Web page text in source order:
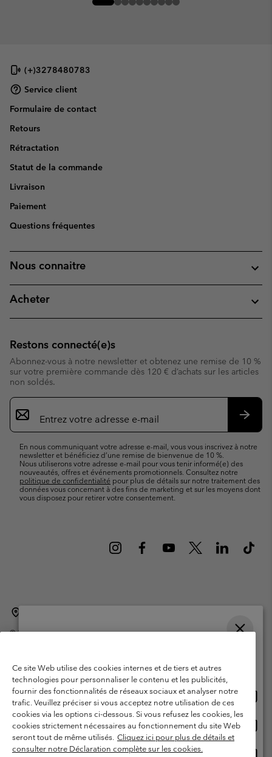
(+)3278480783
Service client
Formulaire de contact
Retours
Rétractation
Statut de la commande
Livraison
Paiement
Questions fréquentes
Nous connaitre
Acheter
Restons connecté(e)s
Abonnez-vous à notre newsletter et obtenez une remise de 10 %
sur votre première commande dès 120 € d’achats sur les articles
non soldés.
Inscription
par
e-
En nous communiquant votre adresse e-mail, vous vous inscrivez à notre
newsletter et bénéficiez d’une remise de bienvenue de 10 %.
Nous utiliserons votre adresse e-mail pour vous tenir informé(e) des
nouveautés, offres et événements promotionnels. Consultez notre
politique de confidentialité pour plus de détails sur notre traitement des
données vous concernant à des fins de marketing et sur les moyens dont
vous disposez pour retirer votre consentement.
©2026Columbia Sportswear International Sarl. Avenue des Morgines, 12
Garanties Légales
Politique de confidentialité
Conditions d'utilisation - Membres
Conditions D'utilisation - Contenu généré par l'utilisateur
Impressum
Cookies
Ce site Web utilise des cookies internes et de tiers et autres
technologies pour personnaliser le contenu et les publicités,
fournir des fonctionnalités de réseaux sociaux et analyser notre
trafic. Veuillez préciser si vous acceptez notre utilisation de ces
cookies via les options ci-dessous. Si vous refusez les cookies, les
cookies strictement nécessaires au fonctionnement du site Web
seront tout de même utilisés. Cliquez ici pour plus de détails et
consulter notre Déclaration complète sur les cookies.
Achats en ligne disponibles
United States
ligne
Belgium-English
ligne
Belgium-Français